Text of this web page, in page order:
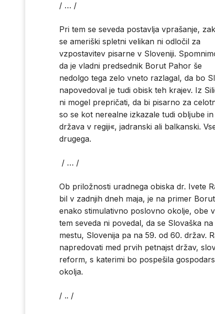
/ … /
Pri tem se seveda postavlja vprašanje,
se ameriški spletni velikan ni odločil za
vzpostavitev pisarne v Sloveniji.
da je vladni predsednik Borut Pahor še
nedolgo tega zelo vneto razlagal, da bo
napovedoval je tudi obisk teh krajev. Iz
ni mogel prepričati, da bi pisarno za
so se kot nerealne izkazale tudi obljube
država v regiji«, jadranski ali balkanski.
drugega.
/ … /
Ob priložnosti uradnega obiska dr. Ivete
bil v zadnjih dneh maja, je na primer
enako stimulativno poslovno okolje, obe
tem seveda ni povedal, da se Slovaška
mestu, Slovenija pa na 59. od 60. držav.
napredovati med prvih petnajst držav,
reform, s katerimi bo pospešila
okolja.
/ .. /